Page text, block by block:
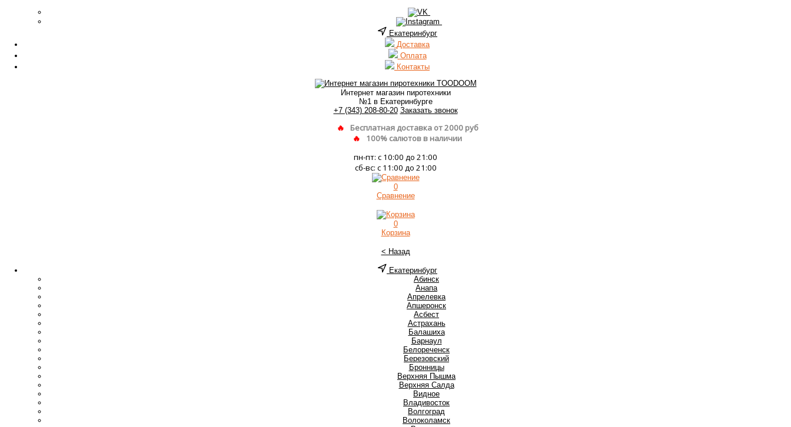
Екатеринбург
Доставка
Оплата
Контакты
Интернет магазин пиротехники
№1 в Екатеринбурге
+7 (343) 208-80-20 Заказать звонок
Бесплатная доставка от 2000 руб
100% салютов в наличии
пн-пт: с 10:00 до 21:00
сб-вс: с 11:00 до 21:00
0
Сравнение
0
Корзина
< Назад
Екатеринбург
Абинск
Анапа
Апрелевка
Апшеронск
Асбест
Астрахань
Балашиха
Барнаул
Белореченск
Березовский
Бронницы
Верхняя Пышма
Верхняя Салда
Видное
Владивосток
Волгоград
Волоколамск